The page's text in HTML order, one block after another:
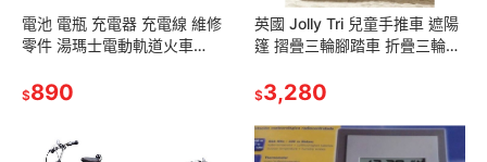
電池 電瓶 充電器 充電線 維修
零件 湯瑪士電動軌道火車
車Thomas
$890
英國 Jolly Tri 兒童手推車 遮陽
篷 摺疊三輪腳踏車 折疊三輪車
式安全帶 椅背可調
$3,280